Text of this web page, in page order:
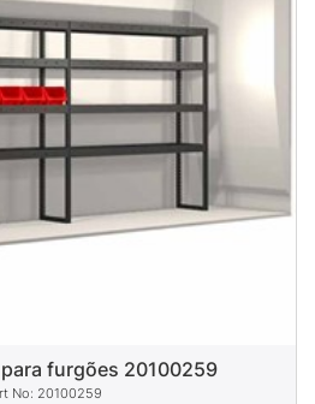
furgões 20100259
20100259